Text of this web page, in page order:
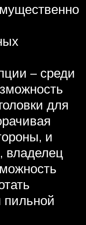
– среди
для
и
владелец
пильной